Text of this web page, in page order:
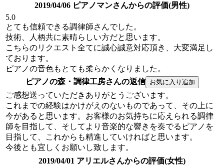
2019/04/06 ピアノマンさんからの評価(男性)
5.0
とても信頼できる調律師さんでした。
技術、人柄共に素晴らしい方だと思います。
こちらのリクエスト全てに誠心誠意対応頂き、大変満足し
ております。
ピアノの音色もとても柔らかくなりました。
ピアノの森・調律工房さんの返信
ご感想送っていただきありがとうございます。
これまでの経験はかけがえのないものであって、その上に
今があると思います。お客様のお気持ちに応えられる調律
師を目指して、そしてより音楽的な響きを奏でるピアノを
目指して、これからも精進していければと思います。
今後とも宜しくお願いし致します。
2019/04/01 アリエルさんからの評価(女性)